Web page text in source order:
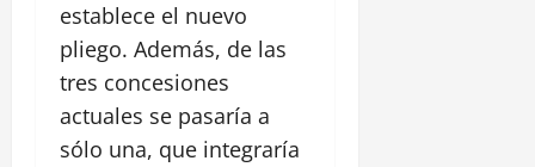
establece el nuevo
pliego. Además, de las
tres concesiones
actuales se pasaría a
sólo una, que integraría